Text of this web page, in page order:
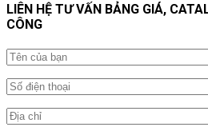
LIÊN HỆ TƯ VẤN BẢNG GIÁ,
CÔNG